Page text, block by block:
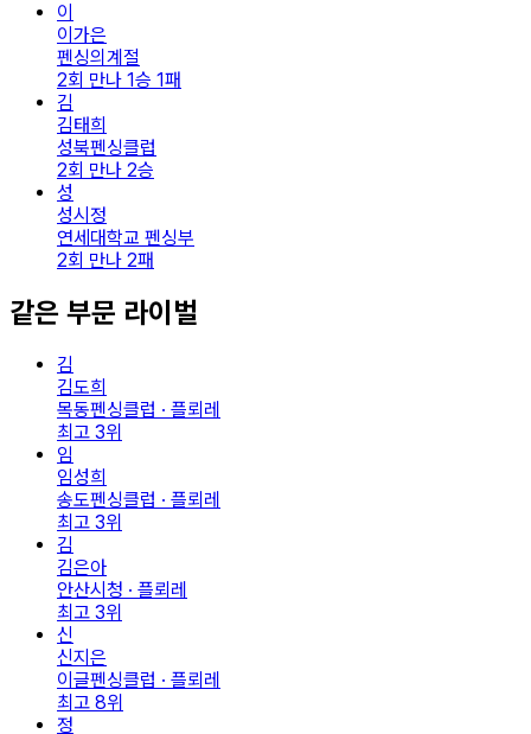
이
이가은
펜싱의계절
2회 만나 1승 1패
김
김태희
성북펜싱클럽
2회 만나 2승
성
성시정
연세대학교 펜싱부
2회 만나 2패
같은 부문 라이벌
김
김도희
목동펜싱클럽 · 플뢰레
최고 3위
임
임성희
송도펜싱클럽 · 플뢰레
최고 3위
김
김은아
안산시청 · 플뢰레
최고 3위
신
신지은
이글펜싱클럽 · 플뢰레
최고 8위
정